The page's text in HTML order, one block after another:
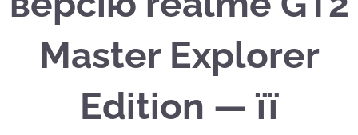
Master Explorer
Edition — її